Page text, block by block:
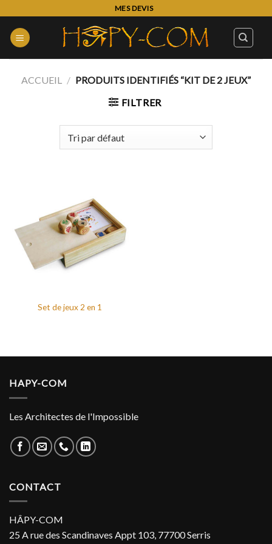
content
MES DEVIS
ACCUEIL / PRODUITS IDENTIFIÉS “KIT DE 2 JEUX”
FILTRER
Set de jeux 2 en 1
HAPY-COM
Les Architectes de l'Impossible
CONTACT
HÂPY-COM
25 A rue des Scandinaves Appt 103, 77700 Serris